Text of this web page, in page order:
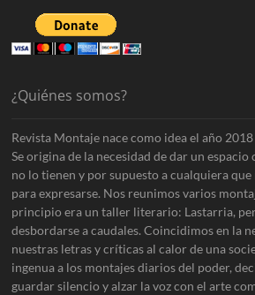
¿Quiénes somos?
Revista Montaje nace como idea el año
Se origina de la necesidad de dar un espacio
no lo tienen y por supuesto a cualquiera que
para expresarse. Nos reunimos varios
principio era un taller literario: Lastarria,
desbordarse a caudales. Coincidimos en la
nuestras letras y críticas al calor de una
ingenua a los montajes diarios del poder,
guardar silencio y alzar la voz con el arte